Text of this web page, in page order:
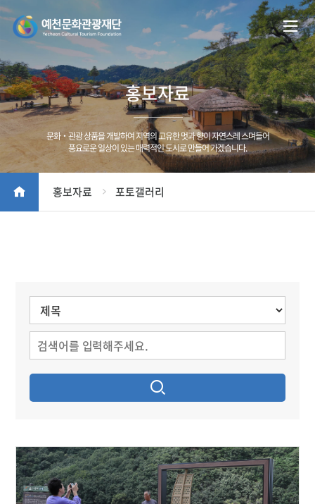
홍보자료
문화‧관광 상품을 개발하여 지역의 고유한 멋과 향이 자연스레 스며들어
풍요로운 일상이 있는 매력적인 도시로 만들어 가겠습니다.
홍보자료 포토갤러리